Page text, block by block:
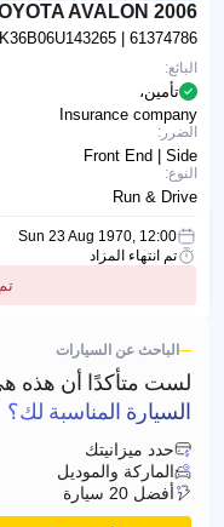
2006 TOYOTA AVALON
| 61374786
البائع:
تأمين،
Insurance company
الضرر:
Front End | Side
النوع:
Run & Drive
Sun 23 Aug 1970, 12:00
تم انتهاء المزاد
الباحث عن السيارات
لست متأكدًا أن هذه
السيارة المناسبة لك؟
حدد ميزانيتك
الماركة والموديل
أفضل 20 سيارة